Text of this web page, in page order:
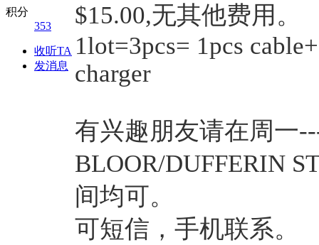
积分
353
收听TA
发消息
$15.00,无其他费用。
1lot=3pcs= 1pcs
charger
有兴趣朋友请在周一
BLOOR/DUFFERIN
间均可。
可短信，手机联系。